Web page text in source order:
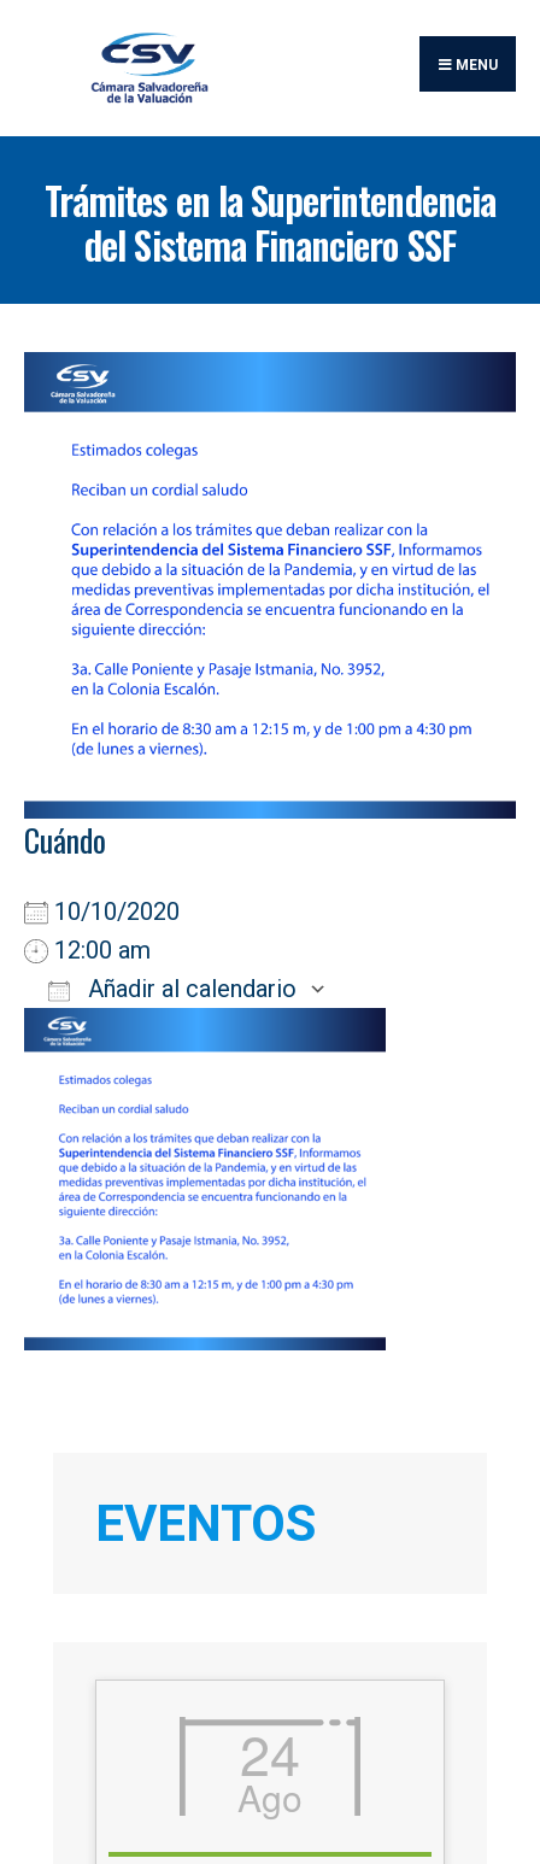
MENU
Trámites en la Superintendencia
del Sistema Financiero SSF
Cuándo
10/10/2020
12:00 am
Añadir al calendario
Descargar ICS
EVENTOS
24
Ago